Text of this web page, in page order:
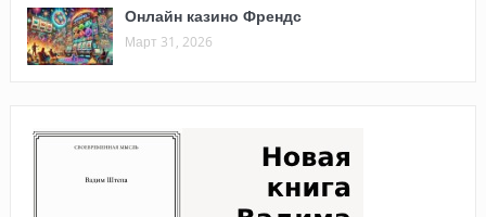
Онлайн казино Френдс
Март 31, 2026